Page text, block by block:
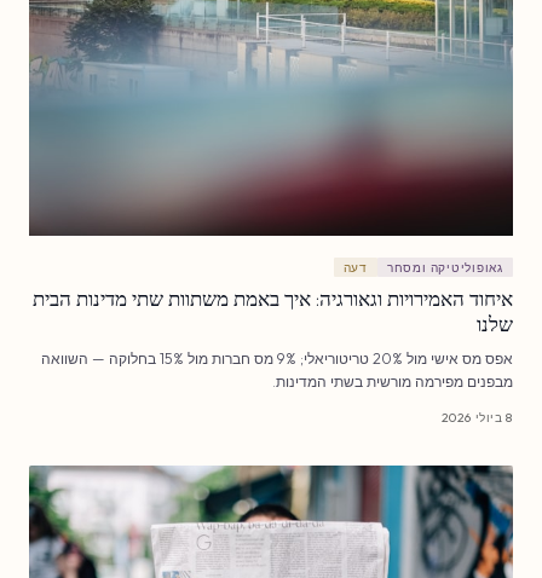
גאופוליטיקה ומסחר דעה
איחוד האמירויות וגאורגיה: איך באמת משתוות שתי מדינות הבית
שלנו
אפס מס אישי מול 20% טריטוריאלי; 9% מס חברות מול 15% בחלוקה — השוואה
מבפנים מפירמה מורשית בשתי המדינות.
8 ביולי 2026